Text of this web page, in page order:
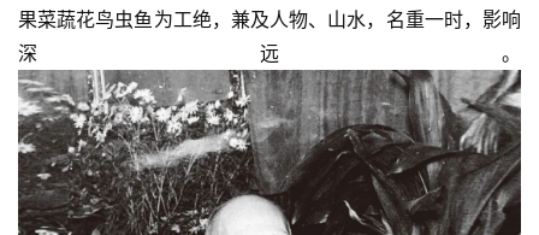
果菜蔬花鸟虫鱼为工绝，兼及人物、山水，名重一时，影响
深远。